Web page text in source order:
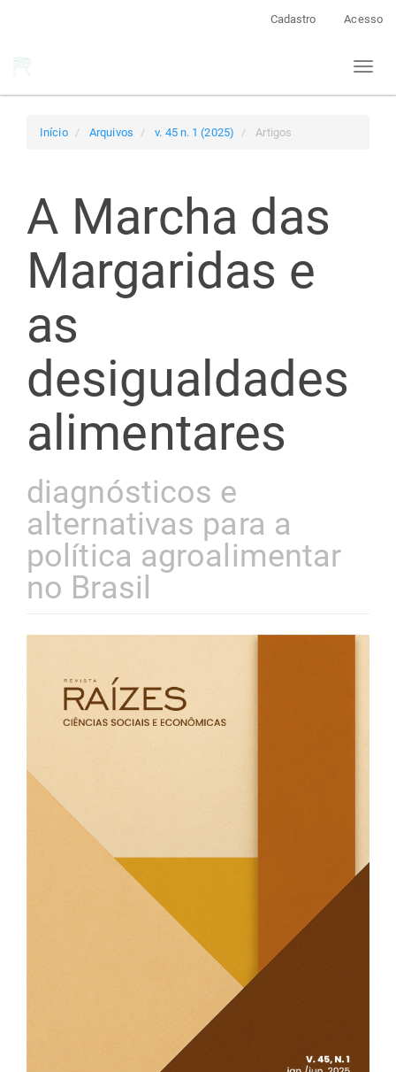
Cadastro Acesso
Toggle
Início Arquivos v. 45 n. 1 (2025) Artigos
A Marcha das
Margaridas e
as
desigualdades
alimentares
diagnósticos e
alternativas para a
política agroalimentar
no Brasil
lateral
de
artigos